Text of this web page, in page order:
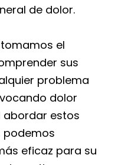
de dolor.
tomamos el
sus
problema
dolor
abordar estos
podemos
eficaz para su